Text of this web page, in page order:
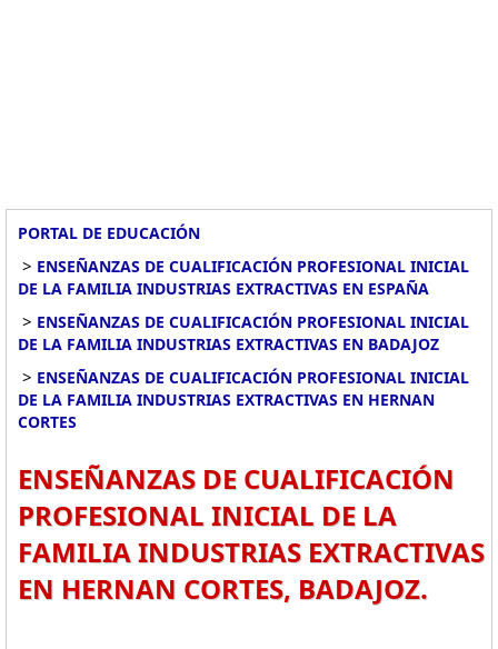
PORTAL DE EDUCACIÓN
> ENSEÑANZAS DE CUALIFICACIÓN PROFESIONAL INICIAL
DE LA FAMILIA INDUSTRIAS EXTRACTIVAS EN ESPAÑA
> ENSEÑANZAS DE CUALIFICACIÓN PROFESIONAL INICIAL
DE LA FAMILIA INDUSTRIAS EXTRACTIVAS EN BADAJOZ
> ENSEÑANZAS DE CUALIFICACIÓN PROFESIONAL INICIAL
DE LA FAMILIA INDUSTRIAS EXTRACTIVAS EN HERNAN
CORTES
ENSEÑANZAS DE CUALIFICACIÓN
PROFESIONAL INICIAL DE LA
FAMILIA INDUSTRIAS EXTRACTIVAS
EN HERNAN CORTES, BADAJOZ.